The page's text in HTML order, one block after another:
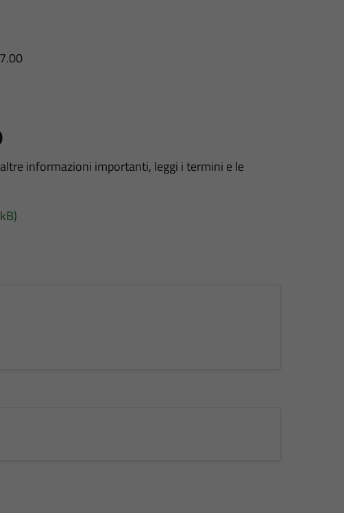
informazioni importanti, leggi i termini e le